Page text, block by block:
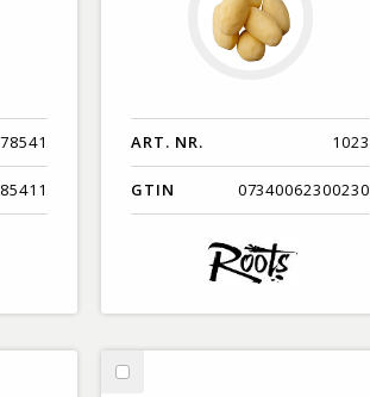
78541 ART. NR. 1023
GTIN 07340062300230
Välj